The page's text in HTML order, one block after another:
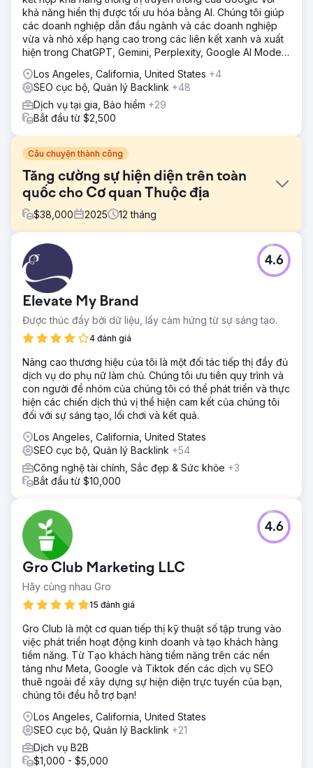
khả năng hiển thị được tối ưu hóa bằng AI. Chúng tôi giúp
các doanh nghiệp dẫn đầu ngành và các doanh nghiệp
vừa và nhỏ xếp hạng cao trong các liên kết xanh và xuất
hiện trong ChatGPT, Gemini, Perplexity, Google AI Mode
Los Angeles, California, United States +4
SEO cục bộ, Quản lý Backlink +48
Dịch vụ tại gia, Bảo hiểm +29
Bắt đầu từ $2,500
Câu chuyện thành công
Tăng cường sự hiện diện trên toàn
quốc cho Cơ quan Thuộc địa
$38,000 2025 12 tháng
Thử thách
Công ty Colonial Agency cần mở rộng phạm vi hoạt động
trên toàn quốc và tạo ra khách hàng tiềm năng chất lượng
cao trên nhiều thị trường Hoa Kỳ. Trang web thiếu độ phủ
từ khóa quốc gia, cấu trúc trang dịch vụ có khả năng mở
rộng và khả năng hiển thị tìm kiếm ngoài các thị trường địa
phương cốt lõi, hạn chế sự tăng trưởng trong các tìm kiếm
tuyển dụng nhân sự trong nước có nhu cầu cao.
Giải pháp
Công ty Los Angeles SEO Inc đã thực hiện chiến lược SEO
và tối ưu hóa website trên toàn quốc dựa trên dữ liệu của
Semrush: Tái cấu trúc nội dung dịch vụ và địa điểm để hỗ
trợ nhu cầu tìm kiếm trên toàn quốc; Tối ưu hóa SEO trên
trang cho các từ khóa tuyển dụng nhân sự trong nước với
mục đích tìm kiếm trên toàn quốc; Cải thiện hiệu suất
website, khả năng sử dụng và các con đường chuyển đổi
để tạo ra khách hàng tiềm năng; Tận dụng nghiên cứu từ
khóa, kiểm tra trang web và phân tích cạnh tranh của
Kết quả
Sau khi triển khai, Colonial Agency đã đạt được sự tăng
trưởng đáng kể trên toàn quốc: Tăng khả năng hiển thị tự
nhiên trên nhiều thị trường Hoa Kỳ; Xếp hạng trang 1 cho
các từ khóa có ý định mua nhà và dịch vụ gia đình cao;
Tăng số lượng khách hàng tiềm năng chất lượng từ người
dùng tìm kiếm trên toàn quốc; Sự hiện diện thương hiệu
mạnh mẽ hơn trong tìm kiếm tự nhiên, hỗ trợ tạo ra khách
hàng tiềm năng quy mô lớn; SEO trở thành kênh thu hút
khách hàng đáng tin cậy trên toàn quốc cho Colonial
Agency.
Chuyển đến trang agency
Elevate My Brand
Được thúc đẩy bởi dữ liệu, lấy cảm hứng từ sự sáng tạo.
4 đánh giá
4.6
Nâng cao thương hiệu của tôi là một đối tác tiếp thị đầy đủ
dịch vụ do phụ nữ làm chủ. Chúng tôi ưu tiên quy trình và
con người để nhóm của chúng tôi có thể phát triển và thực
hiện các chiến dịch thú vị thể hiện cam kết của chúng tôi
đối với sự sáng tạo, lối chơi và kết quả.
Los Angeles, California, United States
SEO cục bộ, Quản lý Backlink +54
Công nghệ tài chính, Sắc đẹp & Sức khỏe +3
Bắt đầu từ $10,000
Gro Club Marketing LLC
Hãy cùng nhau Gro
15 đánh giá
4.6
Gro Club là một cơ quan tiếp thị kỹ thuật số tập trung vào
việc phát triển hoạt động kinh doanh và tạo khách hàng
tiềm năng. Từ Tạo khách hàng tiềm năng trên các nền
tảng như Meta, Google và Tiktok đến các dịch vụ SEO
thuê ngoài để xây dựng sự hiện diện trực tuyến của bạn,
chúng tôi đều hỗ trợ bạn!
Los Angeles, California, United States
SEO cục bộ, Quản lý Backlink +21
Dịch vụ B2B
$1,000 - $5,000